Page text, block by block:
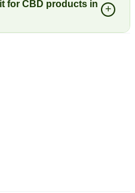
for CBD products in
+